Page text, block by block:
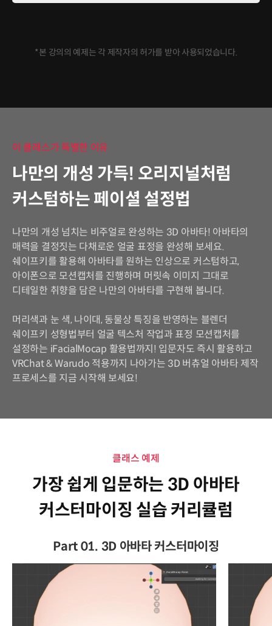
*본 강의의 예제는 각 제작자의 허가를 받아 사용되었습니다.
이 클래스가 특별한 이유
나만의 개성 가득! 오리지널처럼
커스텀하는 페이셜 설정법
나만의 개성 넘치는 비주얼로 완성하는 3D 아바타! 아바타의
매력을 결정짓는 다채로운 얼굴 표정을 완성해 보세요.
쉐이프키를 활용해 아바타를 원하는 인상으로 커스텀하고,
아이폰으로 모션캡처를 진행하며 머릿속 이미지 그대로
디테일한 취향을 담은 나만의 아바타를 구현해 봅니다.
머리색과 눈 색, 나이대, 동물상 특징을 반영하는 블렌더
쉐이프키 성형법부터 얼굴 텍스처 작업과 표정 모션캡처를
설정하는 iFacialMocap 활용법까지! 입문자도 즉시 활용하고
VRChat & Warudo 적용까지 나아가는 3D 버츄얼 아바타 제작
프로세스를 지금 시작해 보세요!
클래스 예제
가장 쉽게 입문하는 3D 아바타
커스터마이징 실습 커리큘럼
Part 01. 3D 아바타 커스터마이징